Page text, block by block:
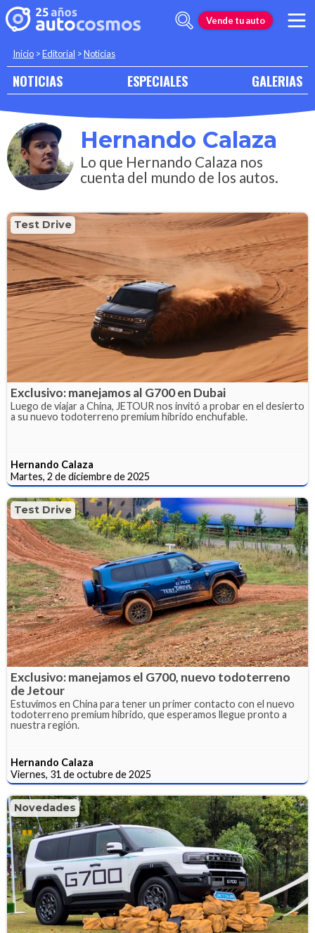
Vende tu auto
Inicio >Editorial >Noticias
NOTICIAS ESPECIALES GALERIAS
Hernando Calaza
Lo que Hernando Calaza nos
cuenta del mundo de los autos.
Test Drive
Exclusivo: manejamos al G700 en Dubai
Luego de viajar a China, JETOUR nos invitó a probar en el desierto
a su nuevo todoterreno premium híbrido enchufable.
Hernando Calaza
Martes, 2 de diciembre de 2025
Test Drive
Exclusivo: manejamos el G700, nuevo todoterreno
de Jetour
Estuvimos en China para tener un primer contacto con el nuevo
todoterreno premium híbrido, que esperamos llegue pronto a
nuestra región.
Hernando Calaza
Viernes, 31 de octubre de 2025
Novedades